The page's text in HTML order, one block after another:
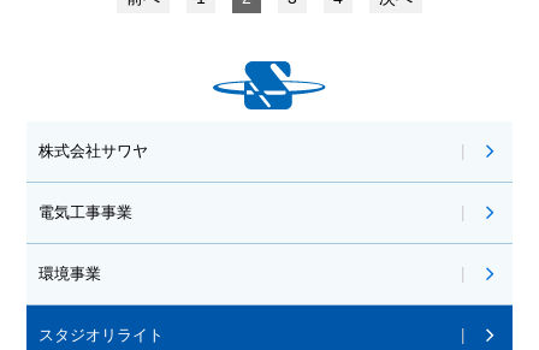
株式会社サワヤ
電気工事事業
環境事業
スタジオリライト